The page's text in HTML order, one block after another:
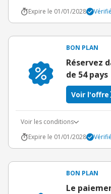
Expire le 01/01/2028
Vérifié
BON PLAN
Réservez
de 54 pays
Voir l'offre
Voir les conditions
Expire le 01/01/2028
Vérifié
BON PLAN
Le